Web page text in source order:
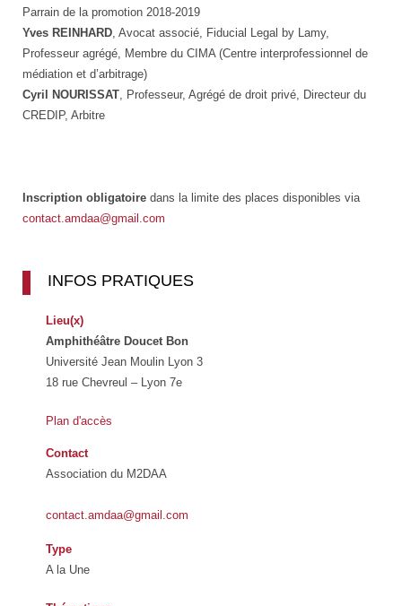
Parrain de la promotion 2018-2019
Yves REINHARD, Avocat associé, Fiducial Legal by Lamy,
Professeur agrégé, Membre du CIMA (Centre interprofessionnel de
médiation et d’arbitrage)
Cyril NOURISSAT, Professeur, Agrégé de droit privé, Directeur du
CREDIP, Arbitre
Inscription obligatoire dans la limite des places disponibles via
contact.amdaa@gmail.com
INFOS PRATIQUES
Lieu(x)
Amphithéâtre Doucet Bon
Université Jean Moulin Lyon 3
18 rue Chevreul – Lyon 7e
Plan d'accès
Contact
Association du M2DAA
contact.amdaa@gmail.com
Type
A la Une